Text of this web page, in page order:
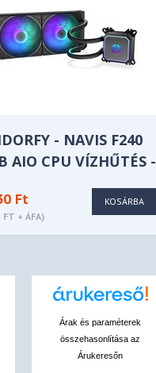
- NAVIS F240
AIO CPU VÍZHŰTÉS -
Ft
+ ÁFA)
KOSÁRBA
Árak és paraméterek
összehasonlítása az
Árukeresőn